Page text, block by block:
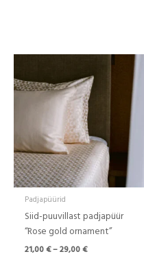
Padjapüürid
Siid-puuvillast padjapüür
“Rose gold ornament”
21,00€–29,00€
Hinnavahemik:
kuni
29,00 €